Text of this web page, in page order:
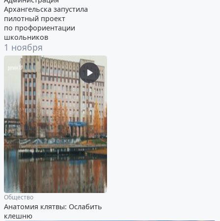
Архангельска запустила
пилотный проект
по профориентации
школьников
1 ноября
Общество
Анатомия клятвы: Ослабить
клешню